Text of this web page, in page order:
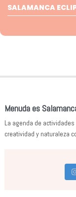
SALAMANCA
Menuda es
La agenda de
creatividad y naturaleza